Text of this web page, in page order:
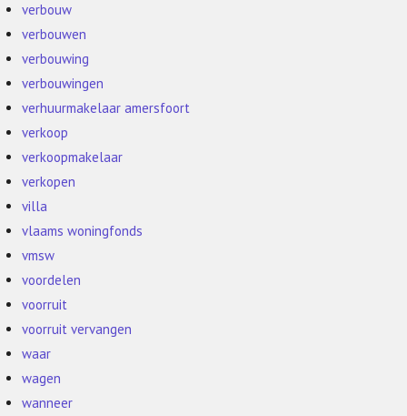
verbouw
verbouwen
verbouwing
verbouwingen
verhuurmakelaar amersfoort
verkoop
verkoopmakelaar
verkopen
villa
vlaams woningfonds
vmsw
voordelen
voorruit
voorruit vervangen
waar
wagen
wanneer